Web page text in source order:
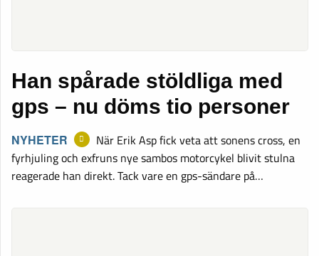
Han spårade stöldliga med
gps – nu döms tio personer
NYHETER
När Erik Asp fick veta att sonens cross, en
fyrhjuling och exfruns nye sambos motorcykel blivit stulna
reagerade han direkt. Tack vare en gps-sändare på…